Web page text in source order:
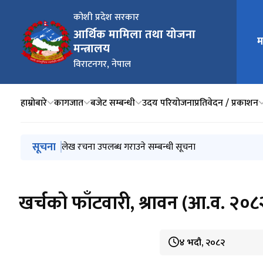
कोशी प्रदेश सरकार
आर्थिक मामिला तथा योजना
मन्त्रालय
विराटनगर, नेपाल
मुख्य
हाम्रोबारे कागजात बजेट सम्बन्धी उदय परियोजनाप्रतिवेदन / प्रकाशन
मुख्य नेभिगेसनमा जानुहोस्
सूचना लेख रचना उपलब्ध गराउने सम्बन्धी सूचना
खर्चको फाँटवारी, श्रावन (आ.व.
४ भदौ, २०८२